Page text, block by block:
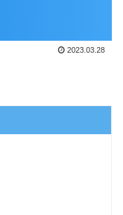
2023.03.28